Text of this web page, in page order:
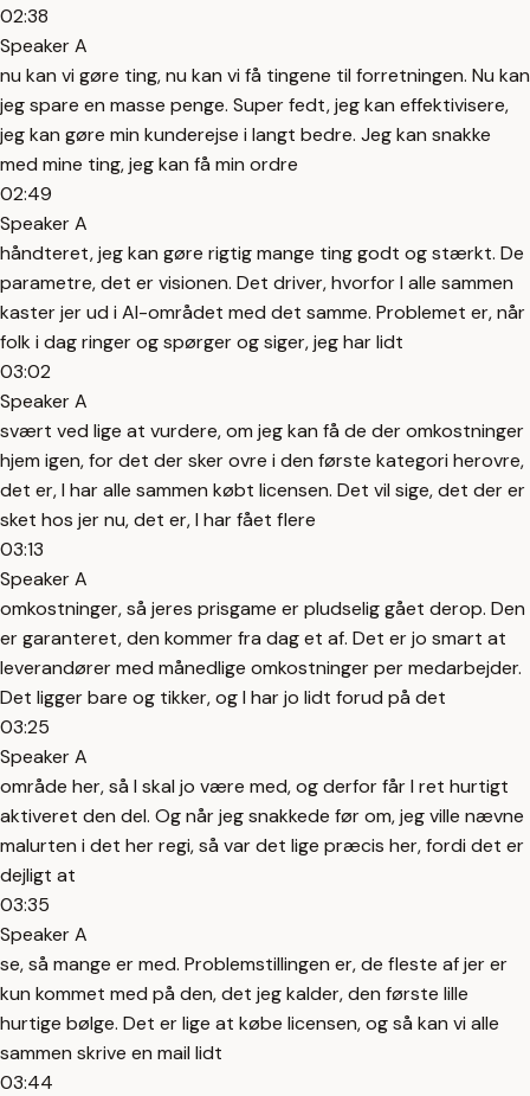
02:38
Speaker A
nu kan vi gøre ting, nu kan vi få tingene til forretningen. Nu kan
jeg spare en masse penge. Super fedt, jeg kan effektivisere,
jeg kan gøre min kunderejse i langt bedre. Jeg kan snakke
med mine ting, jeg kan få min ordre
02:49
Speaker A
håndteret, jeg kan gøre rigtig mange ting godt og stærkt. De
parametre, det er visionen. Det driver, hvorfor I alle sammen
kaster jer ud i AI-området med det samme. Problemet er, når
folk i dag ringer og spørger og siger, jeg har lidt
03:02
Speaker A
svært ved lige at vurdere, om jeg kan få de der omkostninger
hjem igen, for det der sker ovre i den første kategori herovre,
det er, I har alle sammen købt licensen. Det vil sige, det der er
sket hos jer nu, det er, I har fået flere
03:13
Speaker A
omkostninger, så jeres prisgame er pludselig gået derop. Den
er garanteret, den kommer fra dag et af. Det er jo smart at
leverandører med månedlige omkostninger per medarbejder.
Det ligger bare og tikker, og I har jo lidt forud på det
03:25
Speaker A
område her, så I skal jo være med, og derfor får I ret hurtigt
aktiveret den del. Og når jeg snakkede før om, jeg ville nævne
malurten i det her regi, så var det lige præcis her, fordi det er
dejligt at
03:35
Speaker A
se, så mange er med. Problemstillingen er, de fleste af jer er
kun kommet med på den, det jeg kalder, den første lille
hurtige bølge. Det er lige at købe licensen, og så kan vi alle
sammen skrive en mail lidt
03:44